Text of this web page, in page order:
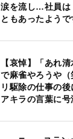
涙を流し…社員は
ともあったようで
【哀悼】「あれ
で麻雀やろうや
リ駆除の仕事の
アキラの言葉に号